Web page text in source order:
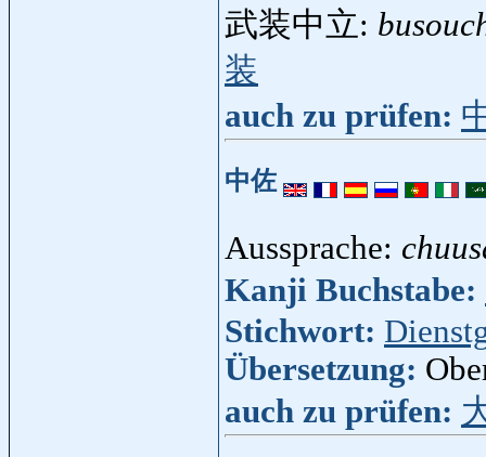
武装中立:
装
auch zu prüfen:
中佐
Aussprache:
Kanji Buchstabe:
Stichwort:
Übersetzung:
auch zu prüfen: